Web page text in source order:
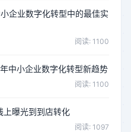
企业数字化转型中的最佳实
阅读: 1100
中小企业数字化转型新趋势
阅读: 1100
上曝光到到店转化
阅读: 1097